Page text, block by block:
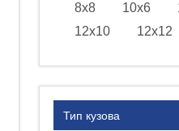
8х8
10х6
12х10
12х12
Тип кузова